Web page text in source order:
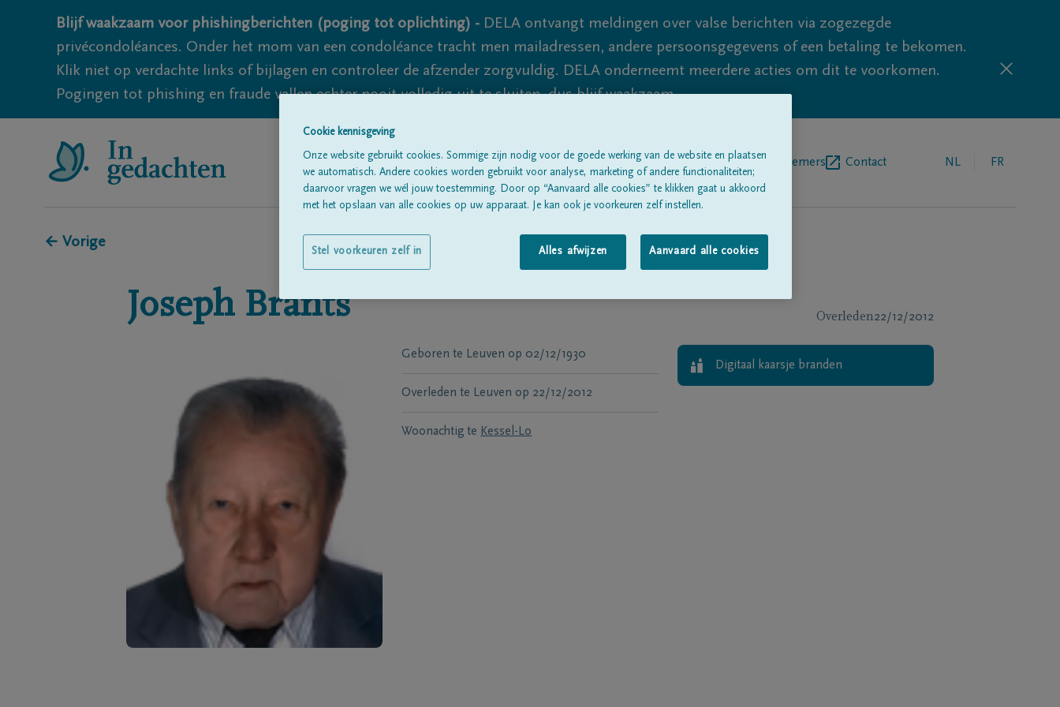
Blijf waakzaam voor phishingberichten (poging tot oplichting) - DELA ontvangt meldingen over valse berichten via zogezegde
privécondoléances. Onder het mom van een condoléance tracht men mailadressen, andere persoonsgegevens of een betaling te bekomen.
Klik niet op verdachte links of bijlagen en controleer de afzender zorgvuldig. DELA onderneemt meerdere acties om dit te voorkomen.
Pogingen tot phishing en fraude vallen echter nooit volledig uit te sluiten, dus blijf waakzaam.
Alle rouwberichtenOver onsBegrafenisondernemers Contact NL FR
← Vorige
Joseph Brants Overleden22/12/2012
Geboren te Leuven op 02/12/1930
Overleden te Leuven op 22/12/2012
Woonachtig te Kessel-Lo
Digitaal kaarsje branden
Cookie kennisgeving
Onze website gebruikt cookies. Sommige zijn nodig voor de goede werking van de website en plaatsen
we automatisch. Andere cookies worden gebruikt voor analyse, marketing of andere functionaliteiten;
daarvoor vragen we wél jouw toestemming. Door op “Aanvaard alle cookies” te klikken gaat u akkoord
met het opslaan van alle cookies op uw apparaat. Je kan ook je voorkeuren zelf instellen.
Alles afwijzen Aanvaard alle cookies
Stel voorkeuren zelf in